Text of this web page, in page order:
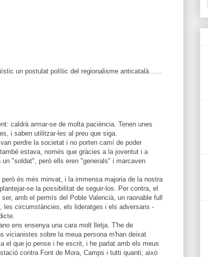
un postulat polític del regionalisme anticatalà……
caldrà armar-se de molta paciència. Tenen unes
i saben utilitzar-les al preu que siga.
perdre la societat i no porten camí de poder
estava, només que gràcies a la joventut i a
"soldat", però ells eren "generals" i marcaven
és més minvat, i la immensa majoria de la nostra
se la possibilitat de seguir-los. Per contra, el
amb el permís del Poble Valencià, un raonable full
les circumstàncies, els lideratges i els adversaris -
ens ensenya una cara molt lletja. T'he de
vicianistes sobre la meua persona m'han deixat
el que jo pense i he escrit, i he parlat amb els meus
contra Font de Mora, Camps i tutti quanti; això